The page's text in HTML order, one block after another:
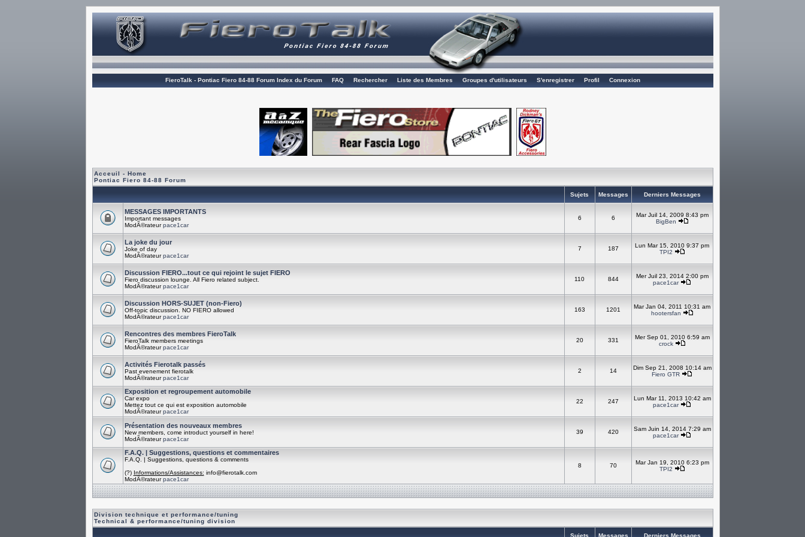
FieroTalk - Pontiac Fiero 84-88 Forum Index du Forum FAQ Rechercher Liste des Membres Groupes d'utilisateurs S'enregistrer Profil Connexion
Acceuil - Home
Pontiac Fiero 84-88 Forum
Sujets Messages Derniers Messages
MESSAGES IMPORTANTS
Important messages
ModÃ©rateurpace1car
6 6
Mar Juil 14, 2009 8:43 pm
BigBen
La joke du jour
Joke of day
ModÃ©rateurpace1car
7 187
Lun Mar 15, 2010 9:37 pm
TPI2
Discussion FIERO...tout ce qui rejoint le sujet FIERO
Fiero discussion lounge. All Fiero related subject.
ModÃ©rateurpace1car
110 844
Mer Juil 23, 2014 2:00 pm
pace1car
Discussion HORS-SUJET (non-Fiero)
Off-topic discussion. NO FIERO allowed
ModÃ©rateurpace1car
163 1201
Mar Jan 04, 2011 10:31 am
hootersfan
Rencontres des membres FieroTalk
FieroTalk members meetings
ModÃ©rateurpace1car
20 331
Mer Sep 01, 2010 6:59 am
crock
Activités Fierotalk passés
Past evenement fierotalk
ModÃ©rateurpace1car
2 14
Dim Sep 21, 2008 10:14 am
Fiero GTR
Exposition et regroupement automobile
Car expo
Mettez tout ce qui est exposition automobile
ModÃ©rateurpace1car
22 247
Lun Mar 11, 2013 10:42 am
pace1car
Présentation des nouveaux membres
New members, come introduct yourself in here!
ModÃ©rateurpace1car
39 420
Sam Juin 14, 2014 7:29 am
pace1car
F.A.Q. | Suggestions, questions et commentaires
F.A.Q. | Suggestions, questions & comments
(?) Informations/Assistances: info@fierotalk.com
ModÃ©rateurpace1car
8 70
Mar Jan 19, 2010 6:23 pm
TPI2
Division technique et performance/tuning
Technical & performance/tuning division
Sujets Messages Derniers Messages